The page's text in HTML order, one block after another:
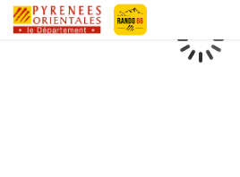
Geotrek-randoLoading